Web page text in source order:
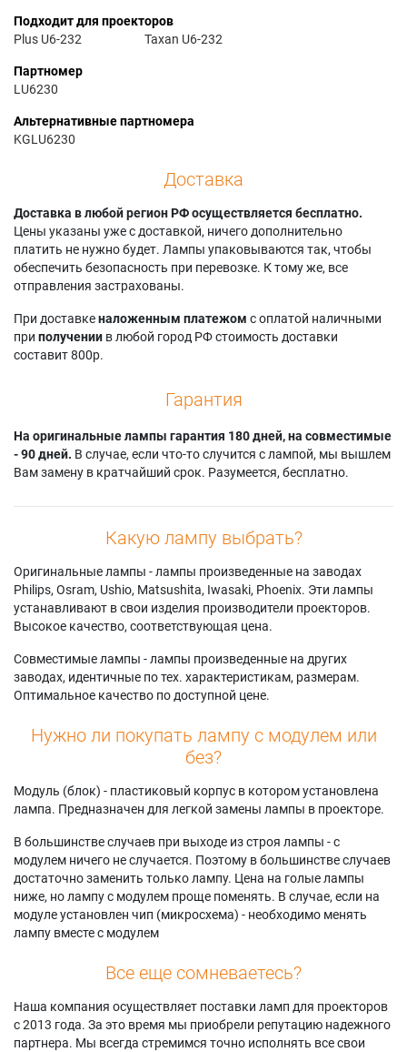
Подходит для проекторов
Plus U6-232
Taxan U6-232
Партномер
LU6230
Альтернативные партномера
KGLU6230
Доставка
Доставка в любой регион РФ осуществляется бесплатно.
Цены указаны уже с доставкой, ничего дополнительно
платить не нужно будет. Лампы упаковываются так, чтобы
обеспечить безопасность при перевозке. К тому же, все
отправления застрахованы.
При доставкеналоженным платежом с оплатой наличными
при получении в любой город РФ стоимость доставки
составит 800р.
Гарантия
На оригинальные лампы гарантия 180 дней, на совместимые
- 90 дней. В случае, если что-то случится с лампой, мы вышлем
Вам замену в кратчайший срок. Разумеется, бесплатно.
Какую лампу выбрать?
Оригинальные лампы - лампы произведенные на заводах
Philips, Osram, Ushio, Matsushita, Iwasaki, Phoenix. Эти лампы
устанавливают в свои изделия производители проекторов.
Высокое качество, соответствующая цена.
Совместимые лампы - лампы произведенные на других
заводах, идентичные по тех. характеристикам, размерам.
Оптимальное качество по доступной цене.
Нужно ли покупать лампу с модулем или
без?
Модуль (блок) - пластиковый корпус в котором установлена
лампа. Предназначен для легкой замены лампы в проекторе.
В большинстве случаев при выходе из строя лампы - с
модулем ничего не случается. Поэтому в большинстве случаев
достаточно заменить только лампу. Цена на голые лампы
ниже, но лампу с модулем проще поменять. В случае, если на
модуле установлен чип (микросхема) - необходимо менять
лампу вместе с модулем
Все еще сомневаетесь?
Наша компания осуществляет поставки ламп для проекторов
с 2013 года. За это время мы приобрели репутацию надежного
партнера. Мы всегда стремимся точно исполнять все свои